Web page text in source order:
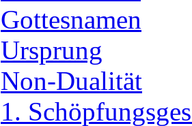
Gottesnamen
Ursprung
Non-Dualität
1.